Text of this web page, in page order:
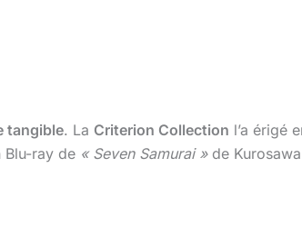
tangible. La Criterion Collection l’a érigé
Blu-ray de « Seven Samurai »de